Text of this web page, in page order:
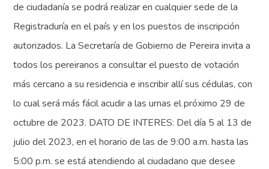
de ciudadanía se podrá realizar en cualquier sede de la
Registraduría en el país y en los puestos de inscripción
autorizados. La Secretaría de Gobierno de Pereira invita a
todos los pereiranos a consultar el puesto de votación
más cercano a su residencia e inscribir allí sus cédulas, con
lo cual será más fácil acudir a las urnas el próximo 29 de
octubre de 2023. DATO DE INTERES: Del día 5 al 13 de
julio del 2023, en el horario de las de 9:00 a.m. hasta las
5:00 p.m. se está atendiendo al ciudadano que desee